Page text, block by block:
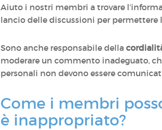
Aiuto i nostri membri a trovare
lancio delle discussioni per
Sono anche responsabile della
moderare un commento inadeguato,
personali non devono essere
Come i membri
è inappropriato?